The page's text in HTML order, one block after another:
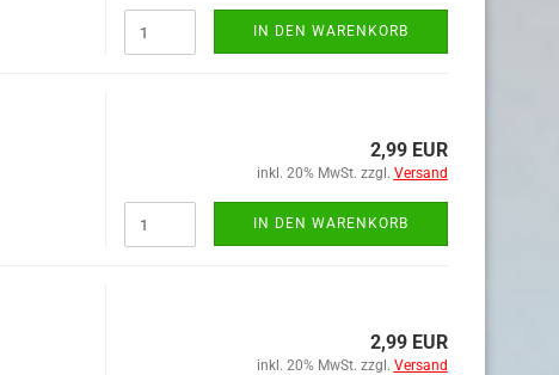
IN DEN WARENKORB
2,99 EUR
inkl. 20% MwSt. zzgl. Versand
IN DEN WARENKORB
2,99 EUR
inkl. 20% MwSt. zzgl. Versand